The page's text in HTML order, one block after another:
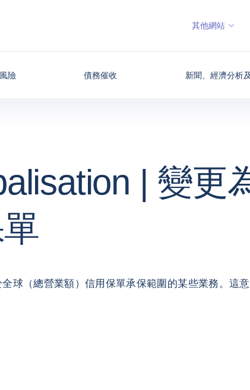
險 債務催收 新聞、經濟分析
其他網站
| 變更
球（總營業額）信用保單承保範圍的某些業務。這